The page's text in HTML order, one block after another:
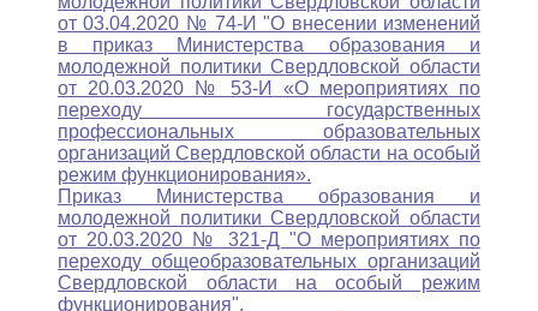
от 03.04.2020 № 74-И "О внесении изменений
в приказ Министерства образования и
молодежной политики Свердловской области
от 20.03.2020 № 53-И «О мероприятиях по
переходу государственных
профессиональных образовательных
организаций Свердловской области на особый
режим функционирования».
Приказ Министерства образования и
молодежной политики Свердловской области
от 20.03.2020 № 321-Д "О мероприятиях по
переходу общеобразовательных организаций
Свердловской области на особый режим
функционирования".